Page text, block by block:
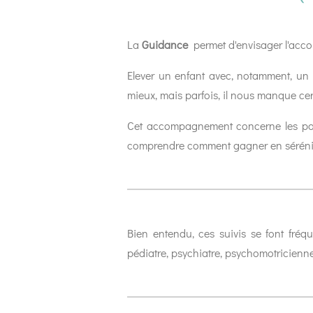
La Guidance permet d'envisager
Elever un enfant avec, notamment,
mieux, mais parfois, il nous manque
Cet accompagnement concerne les
comprendre comment gagner en
Bien entendu, ces suivis se font
pédiatre, psychiatre,